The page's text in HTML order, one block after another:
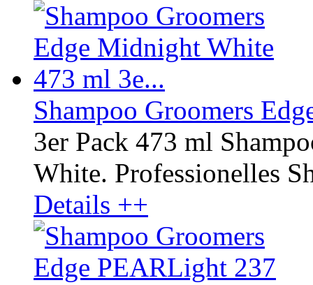
Shampoo Groomers
3er Pack 473 ml
White. Professionelles
Details ++